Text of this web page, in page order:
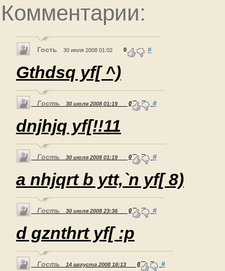
Комментарии:
Гость 30 июля 2008 01:02 0 #
Gthdsq yf[ ^)
Гость 30 июля 2008 01:19 0 #
dnjhjq yf[!!11
Гость 30 июля 2008 01:19 0 #
a nhjqrt b ytt,`n yf[ 8)
Гость 30 июля 2008 23:36 0 #
d gznthrt yf[ :p
Гость 14 августа 2008 16:13 0 #